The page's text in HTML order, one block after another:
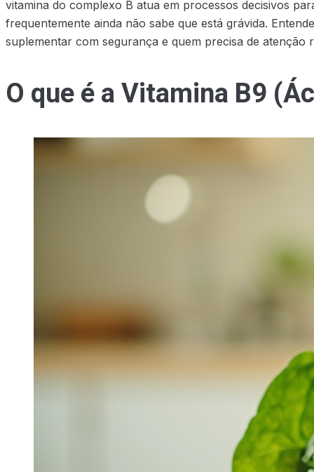
vitamina do complexo B atua em processos decisivos
frequentemente ainda não sabe que está grávida.
suplementar com segurança e quem precisa de atenção
O que é a Vitamina B9